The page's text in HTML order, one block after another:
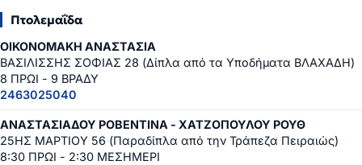
Πτολεμαΐδα
ΟΙΚΟΝΟΜΑΚΗ ΑΝΑΣΤΑΣΙΑ
ΒΑΣΙΛΙΣΣΗΣ ΣΟΦΙΑΣ 28 (Δίπλα από τα Υποδήματα ΒΛΑΧΑΔΗ)
8 ΠΡΩΙ - 9 ΒΡΑΔΥ
2463025040
ΑΝΑΣΤΑΣΙΑΔΟΥ ΡΟΒΕΝΤΙΝΑ - ΧΑΤΖΟΠΟΥΛΟΥ ΡΟΥΘ
25ΗΣ ΜΑΡΤΙΟΥ 56 (Παραδίπλα από την Τράπεζα Πειραιώς)
8:30 ΠΡΩΙ - 2:30 ΜΕΣΗΜΕΡΙ